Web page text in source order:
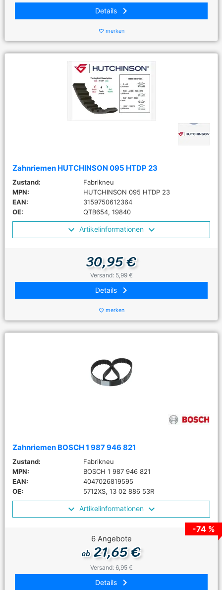
Details keyboard_arrow_right
favorite_border merken
Zahnriemen HUTCHINSON 095 HTDP 23
Zustand:
Fabrikneu
MPN:
HUTCHINSON 095 HTDP 23
EAN:
3159750612364
OE:
QTB654, 19840
Artikelinformationen
30,95 €
Versand: 5,99 €
Details keyboard_arrow_right
favorite_border merken
Zahnriemen BOSCH 1 987 946 821
Zustand:
Fabrikneu
MPN:
BOSCH 1 987 946 821
EAN:
4047026819595
OE:
5712XS, 13 02 886 53R
Artikelinformationen
-74 %
6 Angebote
ab21,65 €
Versand: 6,95 €
Details keyboard_arrow_right